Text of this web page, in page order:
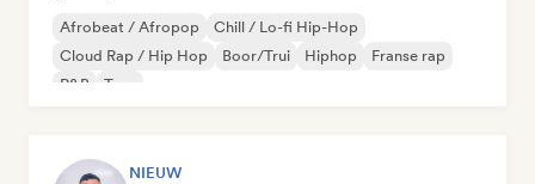
Afrobeat / Afropop
Chill / Lo-fi Hip-Hop
Cloud Rap / Hip Hop
Boor/Trui Hiphop
Franse rap
R&B
Trap
NIEUW